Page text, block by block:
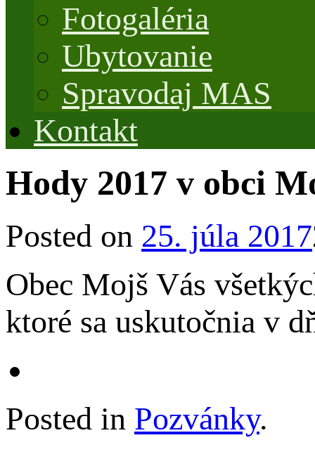
Fotogaléria
Ubytovanie
Spravodaj MAS
Kontakt
Hody 2017 v obci
Posted on 25. júla 2017
Obec Mojš Vás
ktoré sa uskutočnia v
Posted in Pozvánky.